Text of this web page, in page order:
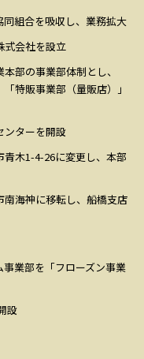
組合を吸収し、業務拡大
式会社を設立
部の事業部体制とし、
特販事業部（量販店）」
ンターを開設
木1-4-26に変更し、本部
海神に移転し、船橋支店
業部を「フローズン事業
設